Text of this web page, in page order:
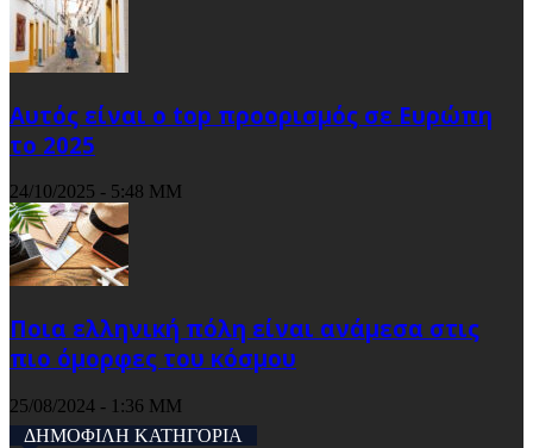
Αυτός είναι ο top προορισμός σε Ευρώπη
το 2025
24/10/2025 - 5:48 ΜΜ
Ποια ελληνική πόλη είναι ανάμεσα στις
πιο όμορφες του κόσμου
25/08/2024 - 1:36 ΜΜ
ΔΗΜΟΦΙΛΗ ΚΑΤΗΓΟΡΙΑ